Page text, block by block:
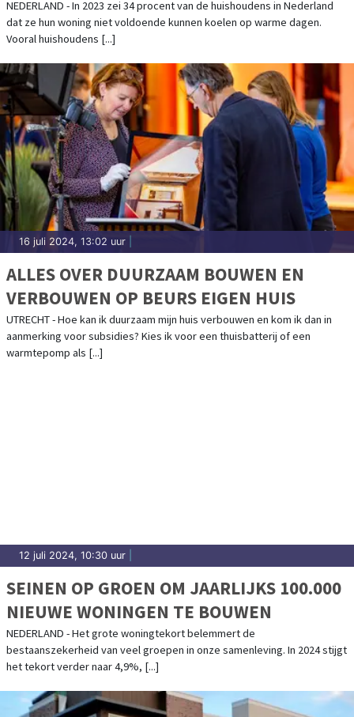
DAGEN
NEDERLAND - In 2023 zei 34 procent van de huishoudens in Nederland
dat ze hun woning niet voldoende kunnen koelen op warme dagen.
Vooral huishoudens [...]
16 juli 2024, 13:02 uur
ALLES OVER DUURZAAM BOUWEN EN
VERBOUWEN OP BEURS EIGEN HUIS
UTRECHT - Hoe kan ik duurzaam mijn huis verbouwen en kom ik dan in
aanmerking voor subsidies? Kies ik voor een thuisbatterij of een
warmtepomp als [...]
12 juli 2024, 10:30 uur
SEINEN OP GROEN OM JAARLIJKS 100.000
NIEUWE WONINGEN TE BOUWEN
NEDERLAND - Het grote woningtekort belemmert de
bestaanszekerheid van veel groepen in onze samenleving. In 2024 stijgt
het tekort verder naar 4,9%, [...]